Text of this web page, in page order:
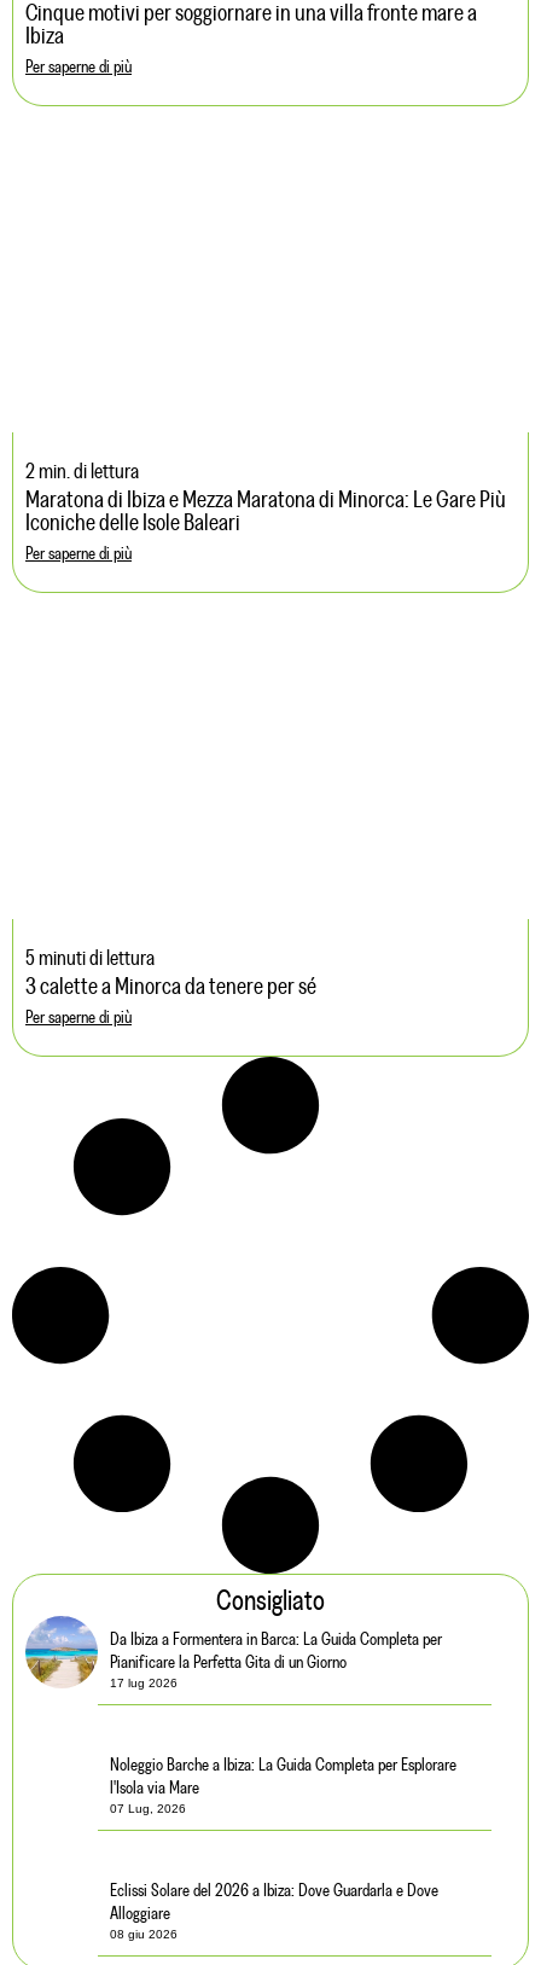
Cinque motivi per soggiornare in una villa fronte mare a
Ibiza
Per saperne di più
2 min. di lettura
Maratona di Ibiza e Mezza Maratona di Minorca: Le Gare Più
Iconiche delle Isole Baleari
Per saperne di più
5 minuti di lettura
3 calette a Minorca da tenere per sé
Per saperne di più
Consigliato
Da Ibiza a Formentera in Barca: La Guida Completa per
Pianificare la Perfetta Gita di un Giorno
17 lug 2026
Noleggio Barche a Ibiza: La Guida Completa per Esplorare
l'Isola via Mare
07 Lug, 2026
Eclissi Solare del 2026 a Ibiza: Dove Guardarla e Dove
Alloggiare
08 giu 2026